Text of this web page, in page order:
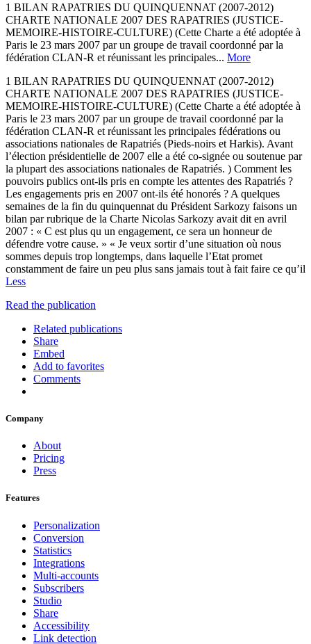
1 BILAN RAPATRIES DU QUINQUENNAT (2007-2012)
CHARTE NATIONALE 2007 DES RAPATRIES (JUSTICE-
MEMOIRE-HISTOIRE-CULTURE) (Cette Charte a été adoptée à
Paris le 23 mars 2007 par un groupe de travail coordonné par la
fédération CLAN-R et réunissant les principales... More
1 BILAN RAPATRIES DU QUINQUENNAT (2007-2012)
CHARTE NATIONALE 2007 DES RAPATRIES (JUSTICE-
MEMOIRE-HISTOIRE-CULTURE) (Cette Charte a été adoptée à
Paris le 23 mars 2007 par un groupe de travail coordonné par la
fédération CLAN-R et réunissant les principales fédérations ou
associations nationales de Rapatriés (Pieds-noirs et Harkis). Avant
l’élection présidentielle de 2007 elle a été co-signée ou soutenue par
la plupart des associations nationales de Rapatriés. ) Comment les
pouvoirs publics ont-ils pris en compte les attentes des Rapatriés ?
Les engagements pris en 2007 ont-ils été honorés ? A quelques
semaines de la fin du quinquennat du Président Sarkozy faisons un
bilan par rubrique de la Charte Nicolas Sarkozy avait dit en avril
2007 : « C est plus qu un engagement, ce sera un honneur de
défendre votre cause. » « Je veux sortir d’une situation où nous
sommes depuis trop longtemps, dans laquelle l’Etat promet
constamment de faire un peu plus sans jamais tout à fait faire ce qu’il
Less
Read the publication
Related publications
Share
Embed
Add to favorites
Comments
Company
About
Pricing
Press
Features
Personalization
Conversion
Statistics
Integrations
Multi-accounts
Subscribers
Studio
Share
Accessibility
Link detection